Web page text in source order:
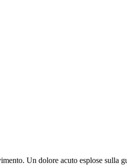
Un dolore acuto esplose sulla